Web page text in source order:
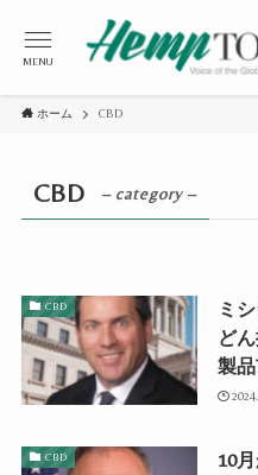
MENU
ホーム CBD
CBD – category –
CBD
ミ
ど
製
CBD
10